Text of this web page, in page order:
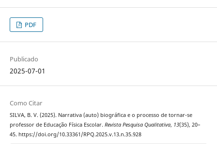
PDF
Publicado
2025-07-01
Como Citar
SILVA, B. V. (2025). Narrativa (auto) biográfica e o processo de tornar-se
professor de Educação Física Escolar. Revista Pesquisa Qualitativa, 13(35), 20–
45. https://doi.org/10.33361/RPQ.2025.v.13.n.35.928